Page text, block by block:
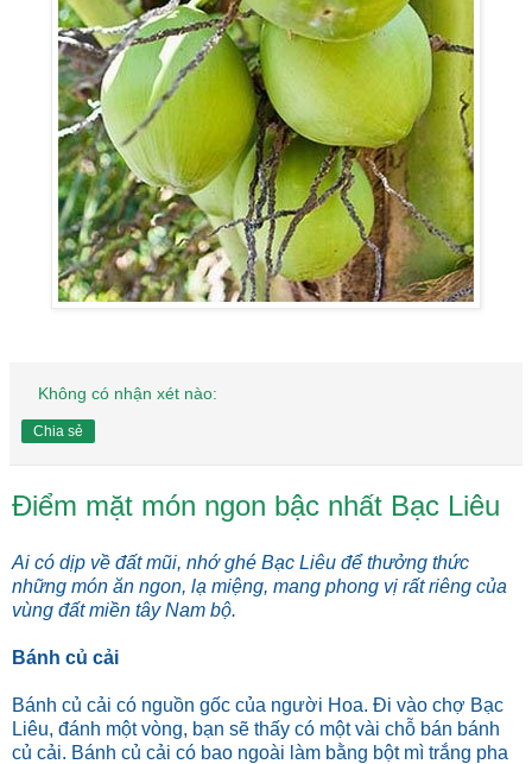
Không có nhận xét nào:
Chia sẻ
Điểm mặt món ngon bậc nhất Bạc Liêu
Ai có dịp về đất mũi, nhớ ghé Bạc Liêu để thưởng thức
những món ăn ngon, lạ miệng, mang phong vị rất riêng của
vùng đất miền tây Nam bộ.
Bánh củ cải
Bánh củ cải có nguồn gốc của người Hoa. Đi vào chợ Bạc
Liêu, đánh một vòng, bạn sẽ thấy có một vài chỗ bán bánh
củ cải. Bánh củ cải có bao ngoài làm bằng bột mì trắng pha